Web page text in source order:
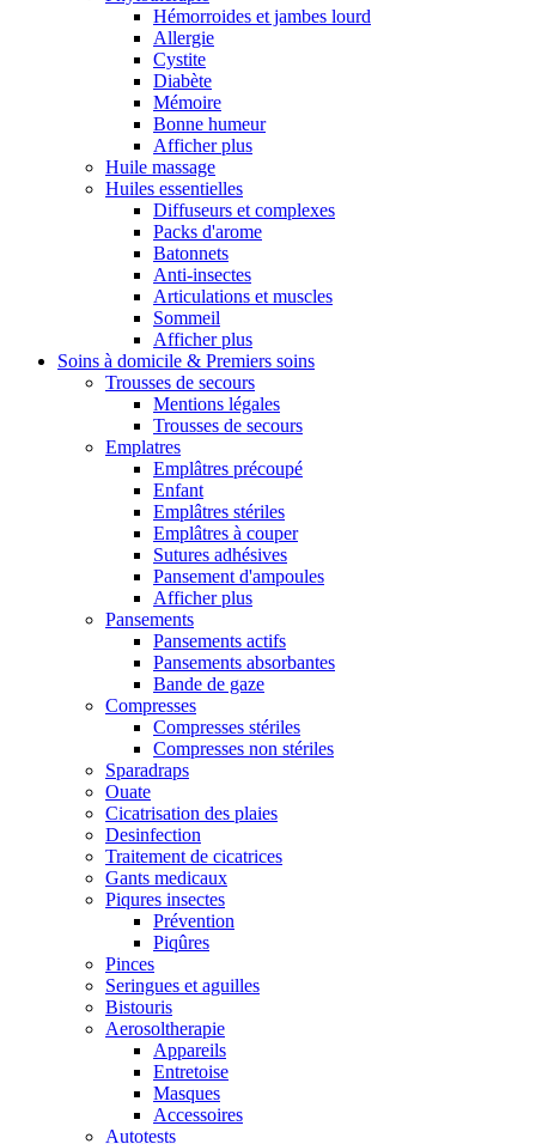
Hémorroides et jambes lourd
Allergie
Cystite
Diabète
Mémoire
Bonne humeur
Afficher plus
Huile massage
Huiles essentielles
Diffuseurs et complexes
Packs d'arome
Batonnets
Anti-insectes
Articulations et muscles
Sommeil
Afficher plus
Soins à domicile & Premiers soins
Trousses de secours
Mentions légales
Trousses de secours
Emplatres
Emplâtres précoupé
Enfant
Emplâtres stériles
Emplâtres à couper
Sutures adhésives
Pansement d'ampoules
Afficher plus
Pansements
Pansements actifs
Pansements absorbantes
Bande de gaze
Compresses
Compresses stériles
Compresses non stériles
Sparadraps
Ouate
Cicatrisation des plaies
Desinfection
Traitement de cicatrices
Gants medicaux
Piqures insectes
Prévention
Piqûres
Pinces
Seringues et aguilles
Bistouris
Aerosoltherapie
Appareils
Entretoise
Masques
Accessoires
Autotests